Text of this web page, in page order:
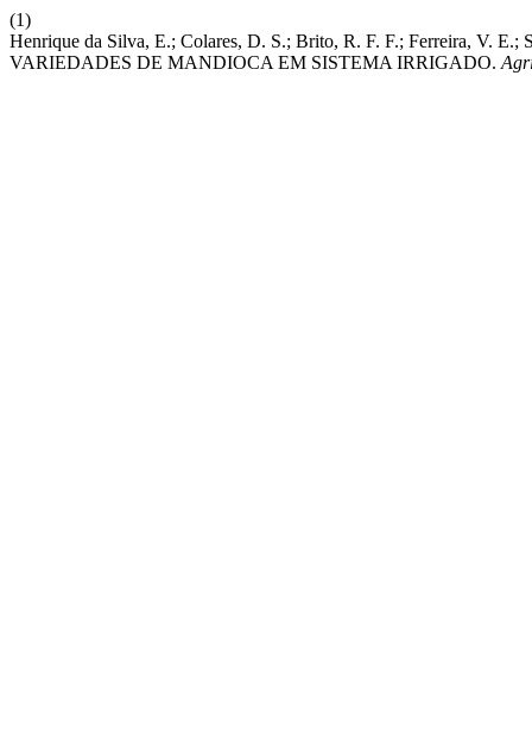
(1)
Henrique da Silva, E.; Colares, D. S.; Brito, R. F. F.; Ferreira, V.
VARIEDADES DE MANDIOCA EM SISTEMA IRRIGADO.